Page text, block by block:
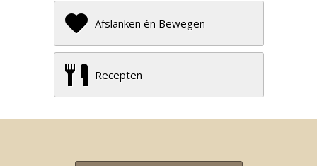
Afslanken én Bewegen
Recepten